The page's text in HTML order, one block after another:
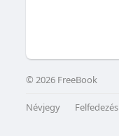
© 2026 FreeBook
Névjegy Felfedezés